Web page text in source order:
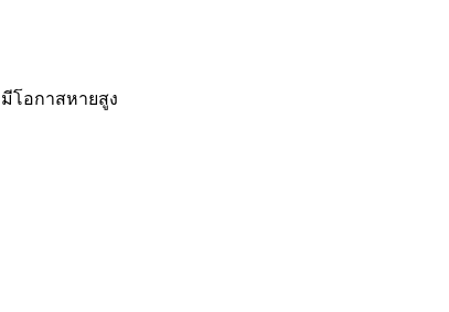
โอกาสหายสูง